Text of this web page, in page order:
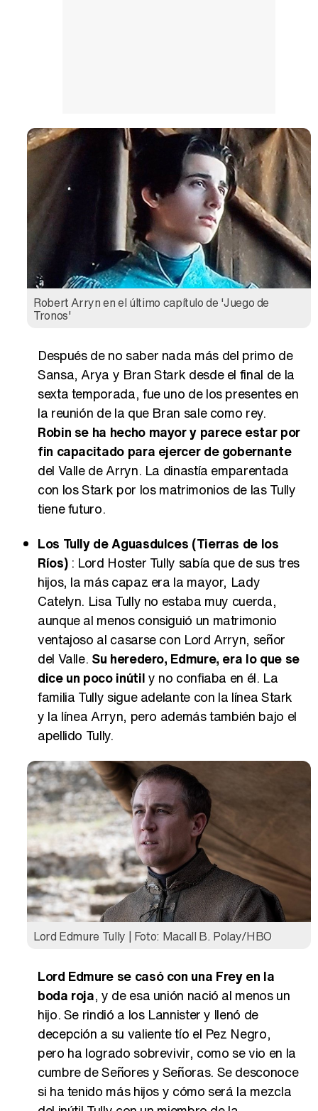
Robert Arryn en el último capítulo de 'Juego de
Tronos'
Después de no saber nada más del primo de
Sansa, Arya y Bran Stark desde el final de la
sexta temporada, fue uno de los presentes en
la reunión de la que Bran sale como rey.
Robin se ha hecho mayor y parece estar por
fin capacitado para ejercer de gobernante
del Valle de Arryn. La dinastía emparentada
con los Stark por los matrimonios de las Tully
tiene futuro.
Los Tully de Aguasdulces (Tierras de los
Ríos): Lord Hoster Tully sabía que de sus tres
hijos, la más capaz era la mayor, Lady
Catelyn. Lisa Tully no estaba muy cuerda,
aunque al menos consiguió un matrimonio
ventajoso al casarse con Lord Arryn, señor
del Valle. Su heredero, Edmure, era lo que se
dice un poco inútily no confiaba en él. La
familia Tully sigue adelante con la línea Stark
y la línea Arryn, pero además también bajo el
apellido Tully.
Lord Edmure Tully | Foto: Macall B. Polay/HBO
Lord Edmure se casó con una Frey en la
boda roja, y de esa unión nació al menos un
hijo. Se rindió a los Lannister y llenó de
decepción a su valiente tío el Pez Negro,
pero ha logrado sobrevivir, como se vio en la
cumbre de Señores y Señoras. Se desconoce
si ha tenido más hijos y cómo será la mezcla